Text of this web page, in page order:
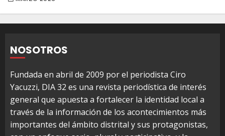
NOSOTROS
Fundada en abril de 2009 por el periodista Ciro
Yacuzzi, DIA 32 es una revista periodística de interés
general que apuesta a fortalecer la identidad local a
través de la información de los acontecimientos más
importantes del ámbito distrital y sus protagonistas,